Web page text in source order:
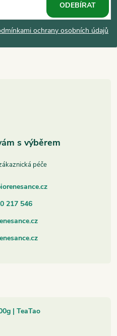
ochrany osobních údajů
ODEBÍRAT
| TeaTao
217 546